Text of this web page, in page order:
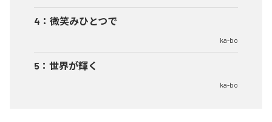
4 ： 微笑みひとつで
ka-bo
5 ： 世界が輝く
ka-bo